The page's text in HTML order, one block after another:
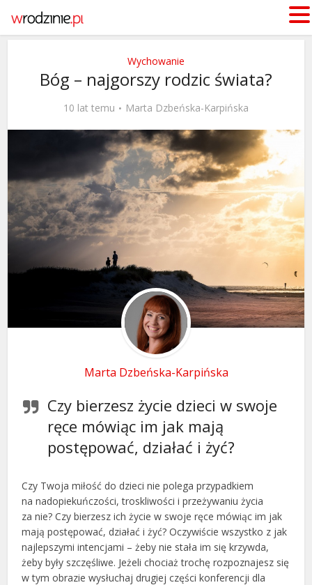
Wychowanie
Bóg – najgorszy rodzic świata?
10 lat temu Marta Dzbeńska-Karpińska
Marta Dzbeńska-Karpińska
Czy bierzesz życie dzieci w swoje
ręce mówiąc im jak mają
postępować, działać i żyć?
Czy Twoja miłość do dzieci nie polega przypadkiem
na nadopiekuńczości, troskliwości i przeżywaniu życia
za nie? Czy bierzesz ich życie w swoje ręce mówiąc im jak
mają postępować, działać i żyć? Oczywiście wszystko z jak
najlepszymi intencjami – żeby nie stała im się krzywda,
żeby były szczęśliwe. Jeżeli chociaż trochę rozpoznajesz się
w tym obrazie wysłuchaj drugiej części konferencji dla